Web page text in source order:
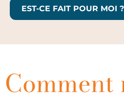
EST-CE FAIT POUR MOI ?